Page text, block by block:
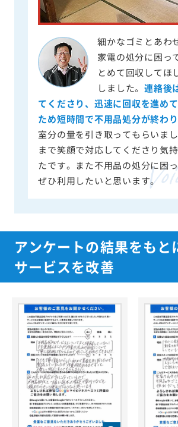
細かなゴミとあわ
家電の処分に困っ
とめて回収してほ
しました。連絡後
てくださり、迅速に回収を進め
ため短時間で不用品処分が終わり
室分の量を引き取ってもらいま
まで笑顔で対応してくださり気
たです。また不用品の処分に困
ぜひ利用したいと思います。
アンケートの結果をもと
サービスを改善